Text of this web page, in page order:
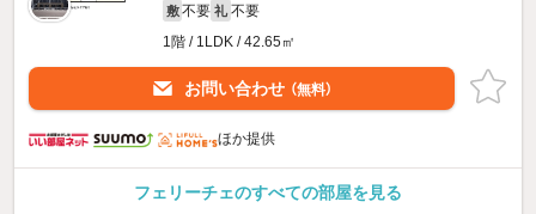
敷 不要 礼 不要
1階 / 1LDK / 42.65㎡
お問い合わせ （無料）
ほか提供
フェリーチェのすべての部屋を見る